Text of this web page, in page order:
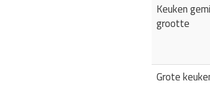
Keuken
grootte
Grote